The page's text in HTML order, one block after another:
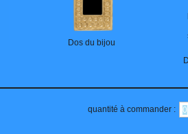
Dos du bijou
quantité à commander :